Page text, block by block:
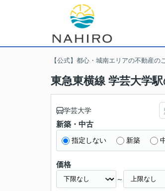
【公式】都心・城南エリアの不動産の
東急東横線 学芸大学
学芸大学
新築・中古
指定しない 新築
価格
～